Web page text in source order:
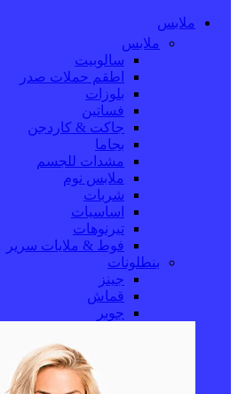
ملابس
ملابس
سالوبيت
اطقم حملات صدر
بلوزات
فساتين
جاكت & كاردجن
بجاما
مشدات للجسم
ملابس نوم
شربات
اساسيات
تيرنوهات
فوط & ملايات سرير
بنطلونات
جينز
قماش
جوبر